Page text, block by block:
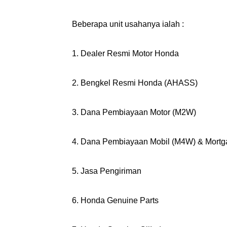
Beberapa unit usahanya ialah :
1. Dealer Resmi Motor Honda
2. Bengkel Resmi Honda (AHASS)
3. Dana Pembiayaan Motor (M2W)
4. Dana Pembiayaan Mobil (M4W) &
5. Jasa Pengiriman
6. Honda Genuine Parts